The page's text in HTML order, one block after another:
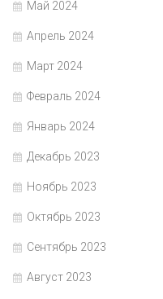
Май 2024
Апрель 2024
Март 2024
Февраль 2024
Январь 2024
Декабрь 2023
Ноябрь 2023
Октябрь 2023
Сентябрь 2023
Август 2023